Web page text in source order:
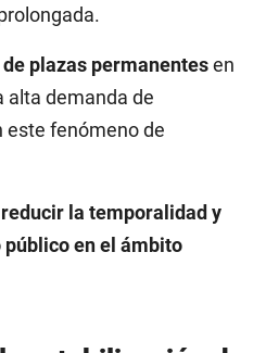
plazas permanentesen
alta demanda de
este fenómeno de
la temporalidad y
en el ámbito